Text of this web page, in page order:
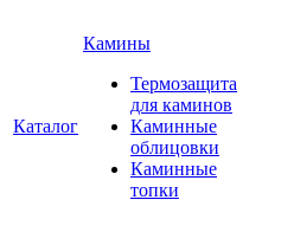
Каталог
Камины
Термозащита
для каминов
Каминные
облицовки
Каминные
топки